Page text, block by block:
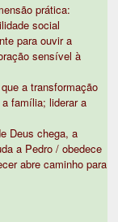
prática:
social
para ouvir a
sensível à
a transformação
família; liderar a
Deus chega, a
a Pedro / obedece
abre caminho para